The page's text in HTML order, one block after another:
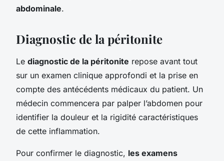
abdominale.
Diagnostic de la péritonite
Le diagnostic de la péritonite repose avant tout
sur un examen clinique approfondi et la prise en
compte des antécédents médicaux du patient. Un
médecin commencera par palper l’abdomen pour
identifier la douleur et la rigidité caractéristiques
de cette inflammation.
Pour confirmer le diagnostic, les examens